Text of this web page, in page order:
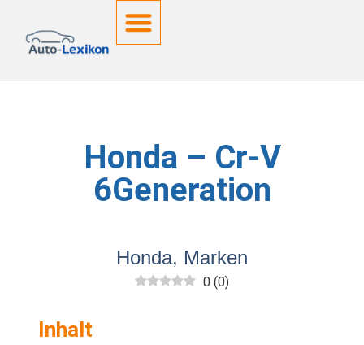
Honda – Cr-V
6Generation
Honda, Marken
0 (0)
Inhalt